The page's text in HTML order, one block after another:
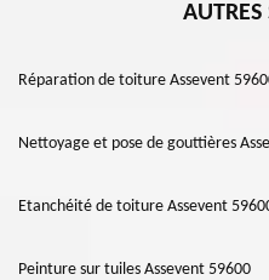
AUTRES
Réparation de toiture Assevent
Nettoyage et pose de gouttières
Etanchéité de toiture Assevent
Peinture sur tuiles Assevent 59600